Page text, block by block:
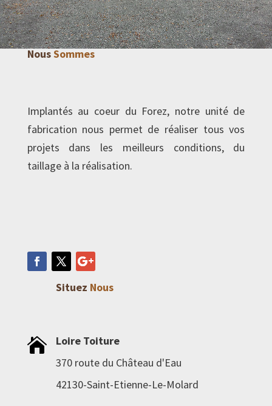
NousSommes
Implantés au coeur du Forez, notre unité de
fabrication nous permet de réaliser tous vos
projets dans les meilleurs conditions, du
taillage à la réalisation.
Situez Nous

Loire Toiture
370 route du Château d'Eau
42130-Saint-Etienne-Le-Molard